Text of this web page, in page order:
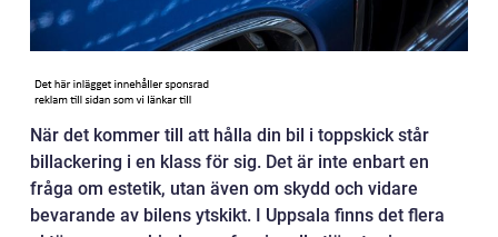
När det kommer till att hålla din bil i toppskick står
billackering i en klass för sig. Det är inte enbart en
fråga om estetik, utan även om skydd och vidare
bevarande av bilens ytskikt. I Uppsala finns det flera